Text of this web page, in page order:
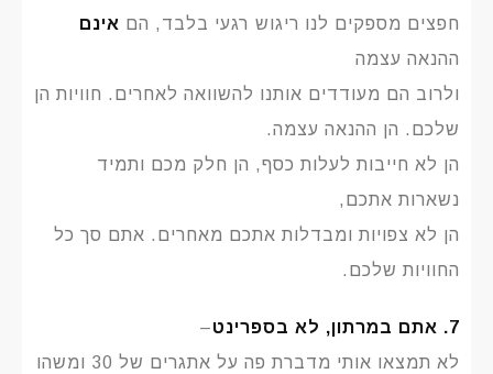
חפצים מספקים לנו ריגוש רגעי בלבד, הם אינם
ההנאה עצמה
ולרוב הם מעודדים אותנו להשוואה לאחרים. חוויות הן
שלכם. הן ההנאה עצמה.
הן לא חייבות לעלות כסף, הן חלק מכם ותמיד
נשארות אתכם,
הן לא צפויות ומבדלות אתכם מאחרים. אתם סך כל
החוויות שלכם.
7. אתם במרתון, לא בספרינט
–
לא תמצאו אותי מדברת פה על אתגרים של 30 ומשהו